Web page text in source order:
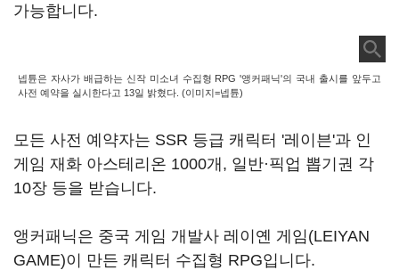
가능합니다.
넵튠은 자사가 배급하는 신작 미소녀 수집형 RPG '앵커패닉'의 국내 출시를 앞두고
사전 예약을 실시한다고 13일 밝혔다. (이미지=넵튠)
모든 사전 예약자는 SSR 등급 캐릭터 '레이븐'과 인
게임 재화 아스테리온 1000개, 일반·픽업 뽑기권 각
10장 등을 받습니다.
앵커패닉은 중국 게임 개발사 레이옌 게임(LEIYAN
GAME)이 만든 캐릭터 수집형 RPG입니다.